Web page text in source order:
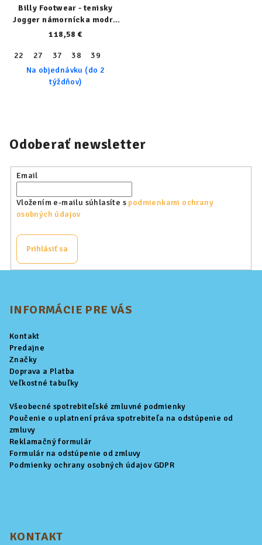
Billy Footwear - tenisky
Jogger námornícka modrá
23102-410-normal
118,58 €
22 27 37 38
39
Na objednávku (do 2
týždňov)
Odoberať newsletter
Email
Vložením e-mailu súhlasíte s podmienkami ochrany
osobných údajov
Prihlásiť sa
INFORMÁCIE PRE VÁS
Kontakt
Predajne
Značky
Doprava a Platba
Veľkostné tabuľky
Všeobecné spotrebiteľské zmluvné podmienky
Poučenie o uplatnení práva spotrebiteľa na odstúpenie od
zmluvy
Reklamačný formulár
Formulár na odstúpenie od zmluvy
Podmienky ochrany osobných údajov GDPR
KONTAKT